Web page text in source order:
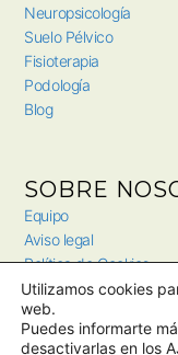
Neuropsicología
Suelo Pélvico
Fisioterapia
Podología
Blog
SOBRE
Equipo
Aviso legal
Política de Cookies
Política de privacidad
Trabaja con nosotros
Utilizamos cookies
web.
Puedes informarte
desactivarlas en los